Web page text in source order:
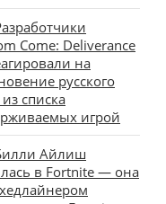
Come: Deliverance
на
русского
списка
игрой
Айлиш
в Fortnite — она